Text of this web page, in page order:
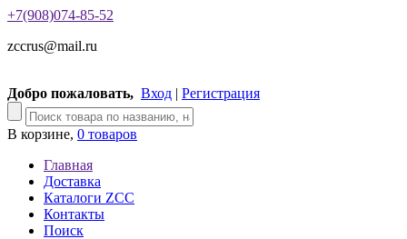
+7(908)074-85-52
zccrus@mail.ru
Добро пожаловать, Вход | Регистрация
В корзине, 0 товаров
Главная
Доставка
Каталоги ZCC
Контакты
Поиск